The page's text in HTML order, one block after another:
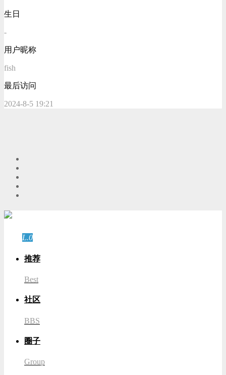
生日
-
用户昵称
fish
最后访问
2024-8-5 19:21
L.0
推荐
Best
社区
BBS
圈子
Group